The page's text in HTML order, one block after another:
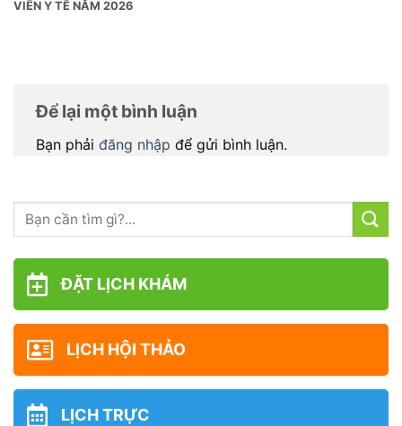
VIÊN Y TẾ NĂM 2026
Để lại một bình luận
Bạn phải đăng nhập để gửi bình luận.
ĐẶT LỊCH KHÁM
LỊCH HỘI THẢO
LỊCH TRỰC